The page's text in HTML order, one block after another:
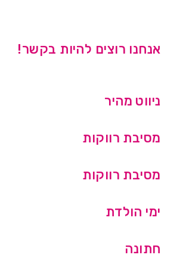
אנחנו רוצים להיות בקשר!
ניווט מהיר
מסיבת רווקות
מסיבת רווקות
ימי הולדת
חתונה